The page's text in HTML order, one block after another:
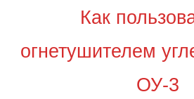
Как
огнетушителем
ОУ-3